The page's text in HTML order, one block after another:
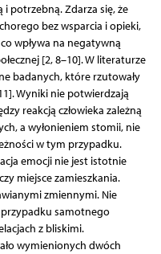
potrzebną. Zdarza się, że
bez wsparcia i opieki,
wpływa na negatywną
[2, 8–10]. W literaturze
badanych, które rzutowały
Wyniki nie potwierdzają
reakcją człowieka zależną
a wyłonieniem stomii, nie
w tym przypadku.
emocji nie jest istotnie
miejsce zamieszkania.
zmiennymi. Nie
samotnego
z bliskimi.
wymienionych dwóch